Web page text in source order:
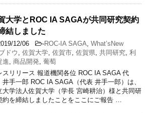
大学とROC IA SAGAが共同研究契約
結しました
12/06 -ROC-IA SAGA What’sNew
ドウ
佐賀大学 佐賀市 佐賀県 共同研究 利
進
商品開発 葡萄
スリリース 報道機関各位 ROC IA SAGA 代
手一郎 ROC IA SAGA（代表 井手一郎）は、
大学法人佐賀大学（学長 宮崎耕治）様と共同研
約を締結しましたことをここにご報告 …